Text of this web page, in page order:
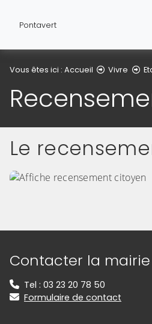
Pontavert
Vous êtes ici : Accueil Vivre
Le
Informations
Contacter la mairie
Tel : 03 23 20 78 50
Formulaire de contact